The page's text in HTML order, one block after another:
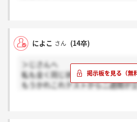
によこ さん (14卒)
＞じさんへ
私も全く同じ状況です。
もうかれこれテストから二週間が